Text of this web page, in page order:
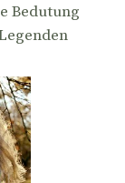
Bedutung